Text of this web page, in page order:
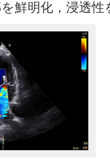
鮮明化，浸透性